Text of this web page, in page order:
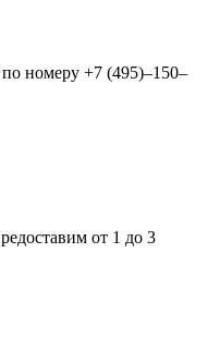
номеру +7 (495)–150–
от 1 до 3